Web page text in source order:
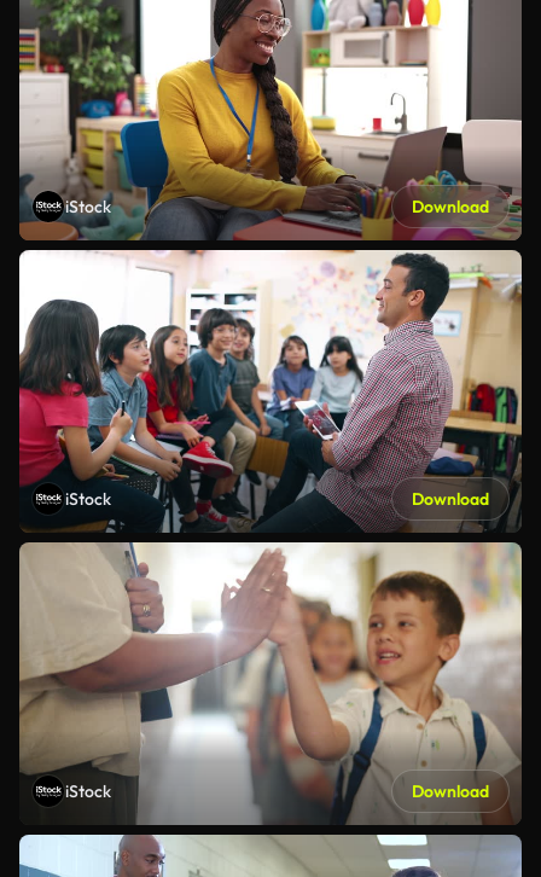
iStock Download
iStock Download
iStock Download